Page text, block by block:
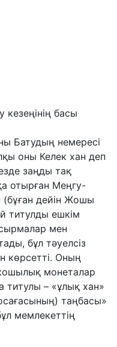
басы
Батудың немересі
оны Келек хан деп
заңды тақ
отырған Меңгу-
дейін Жошы
титулды ешкім
мен
бұл тәуелсіз
көрсетті. Оның
монеталар
титулы – «ұлық хан»
таңбасы»
мемлекеттің